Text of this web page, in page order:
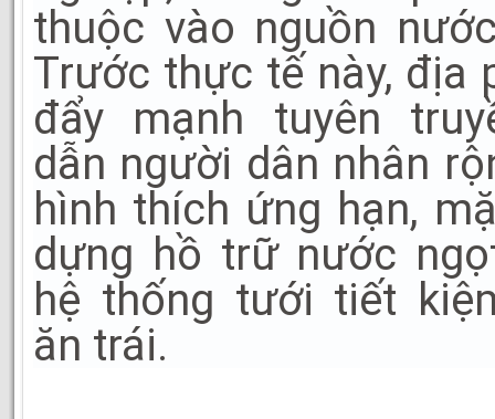
thuộc vào nguồn
Trước thực tế này, địa
đẩy mạnh tuyên
dẫn người dân nhân
hình thích ứng hạn,
dựng hồ trữ nước
hệ thống tưới tiết
ăn trái.